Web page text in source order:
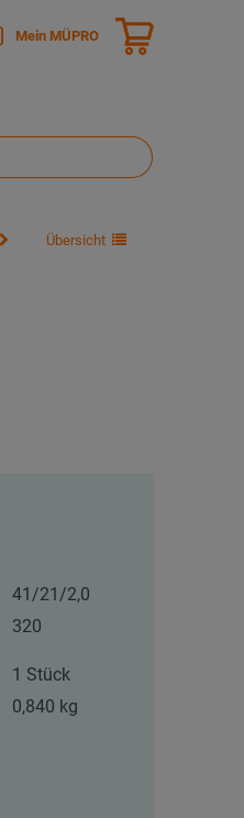
Mein MÜPRO
Übersicht
41/21/2,0
320
1 Stück
0,840 kg